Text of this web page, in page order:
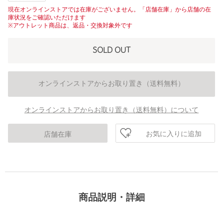
現在オンラインストアでは在庫がございません。「店舗在庫」から店舗の在
庫状況をご確認いただけます
※アウトレット商品は、返品・交換対象外です
SOLD OUT
オンラインストアからお取り置き（送料無料）
オンラインストアからお取り置き（送料無料）について
店舗在庫 お気に入りに追加
商品説明・詳細